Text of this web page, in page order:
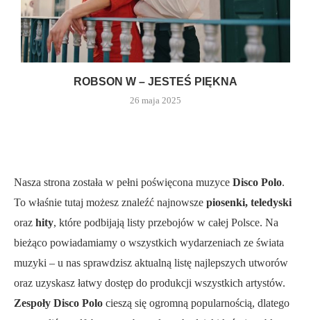
ROBSON W – JESTEŚ PIĘKNA
26 maja 2025
Nasza strona została w pełni poświęcona muzyce Disco Polo.
To właśnie tutaj możesz znaleźć najnowsze piosenki, teledyski
oraz hity, które podbijają listy przebojów w całej Polsce. Na
bieżąco powiadamiamy o wszystkich wydarzeniach ze świata
muzyki – u nas sprawdzisz aktualną listę najlepszych utworów
oraz uzyskasz łatwy dostęp do produkcji wszystkich artystów.
Zespoły Disco Polo cieszą się ogromną popularnością, dlatego